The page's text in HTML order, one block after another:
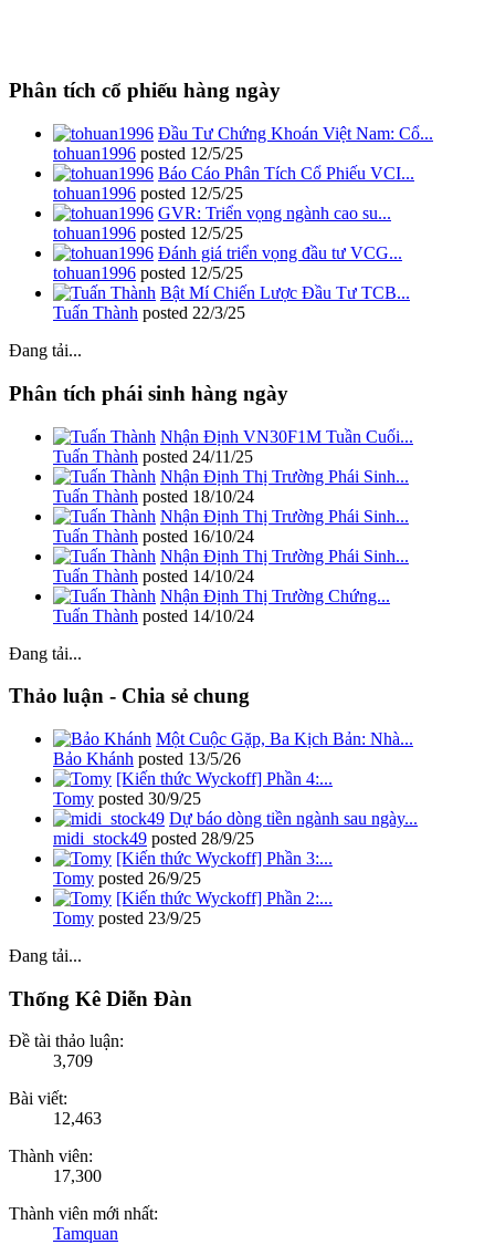
Phân tích cổ phiếu hàng ngày
Đầu Tư Chứng Khoán Việt Nam: Cổ...
tohuan1996 posted 12/5/25
Báo Cáo Phân Tích Cổ Phiếu VCI...
tohuan1996 posted 12/5/25
GVR: Triển vọng ngành cao su...
tohuan1996 posted 12/5/25
Đánh giá triển vọng đầu tư VCG...
tohuan1996 posted 12/5/25
Bật Mí Chiến Lược Đầu Tư TCB...
Tuấn Thành posted 22/3/25
Đang tải...
Phân tích phái sinh hàng ngày
Nhận Định VN30F1M Tuần Cuối...
Tuấn Thành posted 24/11/25
Nhận Định Thị Trường Phái Sinh...
Tuấn Thành posted 18/10/24
Nhận Định Thị Trường Phái Sinh...
Tuấn Thành posted 16/10/24
Nhận Định Thị Trường Phái Sinh...
Tuấn Thành posted 14/10/24
Nhận Định Thị Trường Chứng...
Tuấn Thành posted 14/10/24
Đang tải...
Thảo luận - Chia sẻ chung
Một Cuộc Gặp, Ba Kịch Bản: Nhà...
Bảo Khánh posted 13/5/26
[Kiến thức Wyckoff] Phần 4:...
Tomy posted 30/9/25
Dự báo dòng tiền ngành sau ngày...
midi_stock49 posted 28/9/25
[Kiến thức Wyckoff] Phần 3:...
Tomy posted 26/9/25
[Kiến thức Wyckoff] Phần 2:...
Tomy posted 23/9/25
Đang tải...
Thống Kê Diễn Đàn
Đề tài thảo luận:
3,709
Bài viết:
12,463
Thành viên:
17,300
Thành viên mới nhất:
Tamquan